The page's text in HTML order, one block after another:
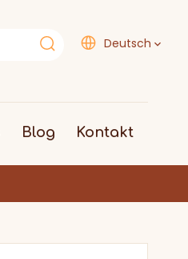
Deutsch
Blog Kontakt